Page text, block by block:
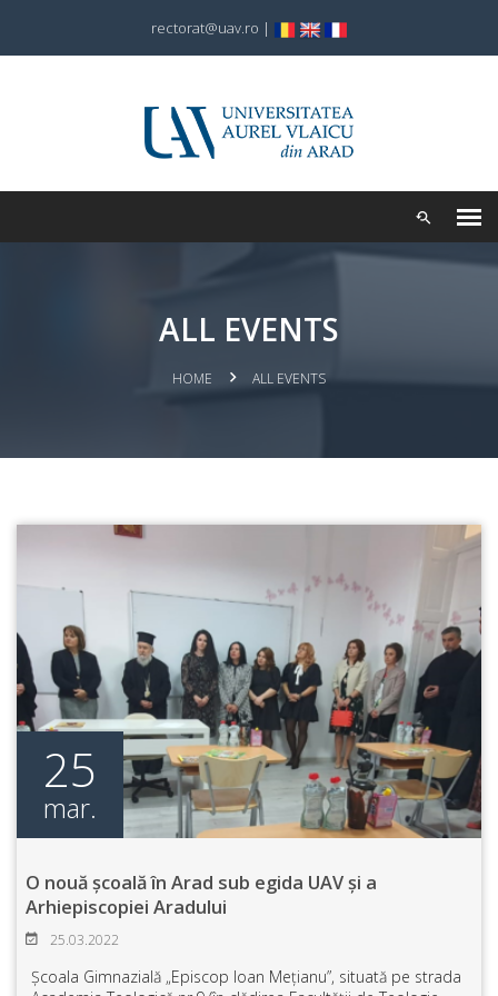
rectorat@uav.ro |
ALL EVENTS
HOME ALL EVENTS
25
mar.
O nouă școală în Arad sub egida UAV și a
Arhiepiscopiei Aradului
25.03.2022
Școala Gimnazială „Episcop Ioan Mețianu”, situată pe strada